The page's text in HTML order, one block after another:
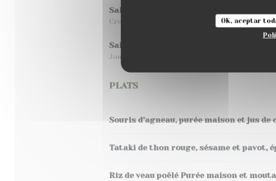
OK, aceptar
Salade fraicheur
Crevettes, pastèque, melon, tomate,
Salade italienne
Jambon de pays, burrata, tomates, melon,
PLATS
Souris d’agneau, purée maison et jus de
Tataki de thon rouge, sésame et pavot,
Riz de veau poêlé Purée maison et